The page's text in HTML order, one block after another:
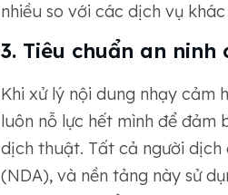
nhiều so với các dịch vụ
3. Tiêu chuẩn an ninh
Khi xử lý nội dung nhạy
luôn nỗ lực hết mình để
dịch thuật. Tất cả người
(NDA), và nền tảng này sử